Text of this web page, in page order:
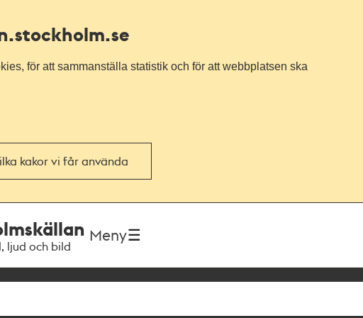
.stockholm.se
för att sammanställa statistik och för att webbplatsen ska
kakor vi får använda
ljud och bild
Meny